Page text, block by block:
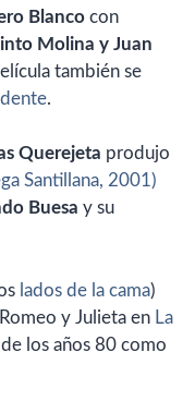
Blanco con
Molina y Juan
también se
.
Querejeta produjo
Santillana, 2001)
Buesa y su
lados de la cama)
y Julieta en La
los años 80 como